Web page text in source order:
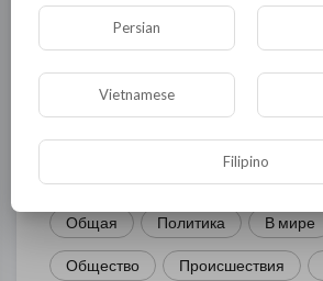
КАТЕГОРИИ
Общая Политика В мире
Общество Происшествия
Persian
Vietnamese
Filipino